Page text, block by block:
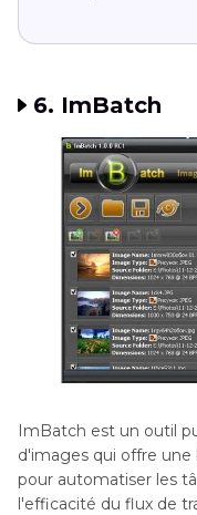
6. ImBatch
ImBatch est un outil
d'images qui offre
pour automatiser les
l'efficacité du flux de